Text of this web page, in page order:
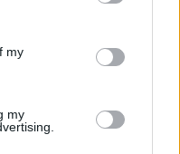
its third-party tags to
in below Google
my
my